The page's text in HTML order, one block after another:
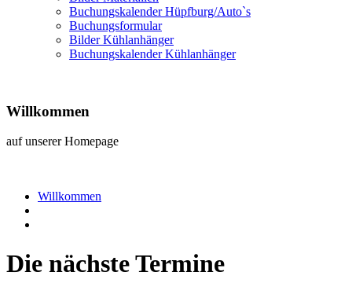
Buchungskalender Hüpfburg/Auto`s
Buchungsformular
Bilder Kühlanhänger
Buchungskalender Kühlanhänger
Willkommen
auf unserer Homepage
Willkommen
Die nächste Termine